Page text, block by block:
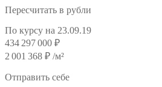
Пересчитать в рубли
По курсу на 23.09.19
434 297 000 ₽
2 001 368 ₽ /м²
Отправить себе